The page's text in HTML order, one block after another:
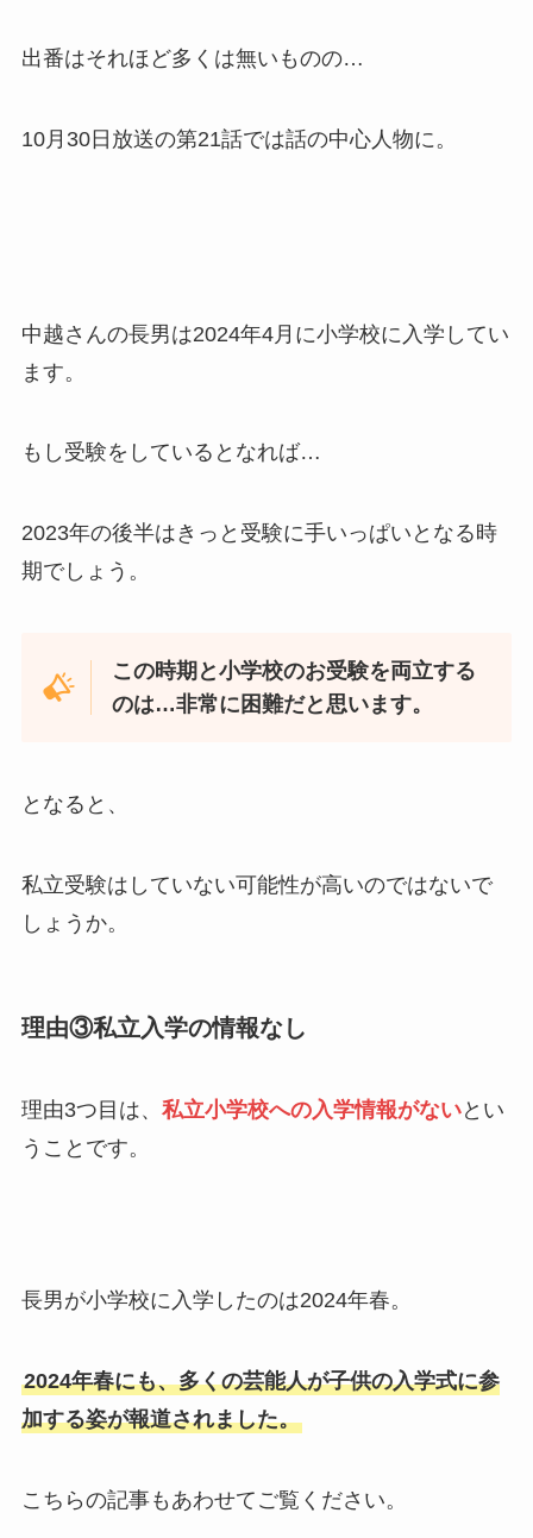
出番はそれほど多くは無いものの…
10月30日放送の第21話では話の中心人物に。
中越さんの長男は2024年4月に小学校に入学してい
ます。
もし受験をしているとなれば…
2023年の後半はきっと受験に手いっぱいとなる時
期でしょう。
この時期と小学校のお受験を両立する
のは…非常に困難だと思います。
となると、
私立受験はしていない可能性が高いのではないで
しょうか。
理由③私立入学の情報なし
理由3つ目は、 私立小学校への入学情報がないとい
うことです。
長男が小学校に入学したのは2024年春。
2024年春にも、多くの芸能人が子供の入学式に参
加する姿が報道されました。
こちらの記事もあわせてご覧ください。